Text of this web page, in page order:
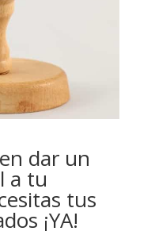
dar un
a tu
tus
¡YA!